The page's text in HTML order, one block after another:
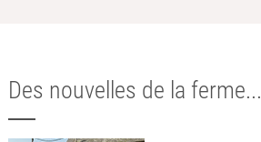
Des nouvelles de la ferme...